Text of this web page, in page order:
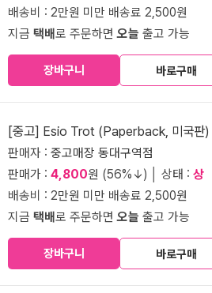
배송비 : 2만원 미만 배송료 2,500원
지금 택배로 주문하면오늘 출고 가능
장바구니 바로구매
[중고] Esio Trot (Paperback, 미국판)
판매자 : 중고매장 동대구역점
판매가 : 4,800원 (56%↓) │ 상태 : 상
배송비 : 2만원 미만 배송료 2,500원
지금 택배로 주문하면오늘 출고 가능
장바구니 바로구매